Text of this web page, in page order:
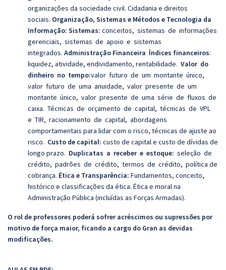
organizações da sociedade civil. Cidadania e direitos
sociais. Organização, Sistemas e Métodos e Tecnologia da
Informação: Sistemas: conceitos, sistemas de informações
gerenciais, sistemas de apoio e sistemas
integrados. Administração Financeira Índices financeiros:
liquidez, atividade, endividamento, rentabilidade. Valor do
dinheiro no tempo:valor futuro de um montante único,
valor futuro de uma anuidade, valor presente de um
montante único, valor presente de uma série de fluxos de
caixa. Técnicas de orçamento de capital, técnicas de VPL
e TIR, racionamento de capital, abordagens
comportamentais para lidar com o risco, técnicas de ajuste ao
risco. Custo de capital: custo de capital e custo de dívidas de
longo prazo. Duplicatas a receber e estoque: seleção de
crédito, padrões de crédito, termos de crédito, política de
cobrança. Ética e Transparência: Fundamentos, conceito,
histórico e classificações da ética. Ética e moral na
Administração Pública (incluídas as Forças Armadas).
O rol de professores poderá sofrer acréscimos ou supressões por
motivo de força maior, ficando a cargo do Gran as devidas
modificações.